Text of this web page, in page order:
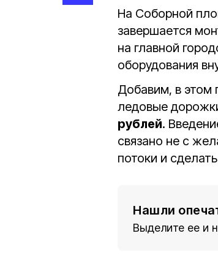
На Соборной
завершается
на главной
оборудования
Добавим, в этом
ледовые
рублей.
связано не с
потоки и
Нашли
Выделите ее и